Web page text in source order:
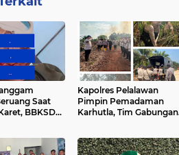
Saat
BBKSDA
Kapolres Pelalawan
Pimpin Pemadaman
Karhutla, Tim Gabungan